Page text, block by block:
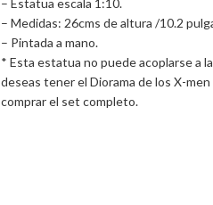
– Estatua escala 1:10.
– Medidas: 26cms de altura /10.2
– Pintada a mano.
* Esta estatua no puede acoplarse a
deseas tener el Diorama de los X-
comprar el set completo.